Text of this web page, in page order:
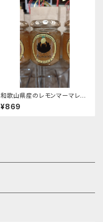
和歌山県産のレモンマーマレー
ド
¥869